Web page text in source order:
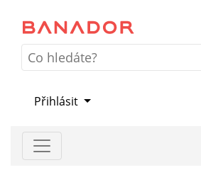
Přihlásit